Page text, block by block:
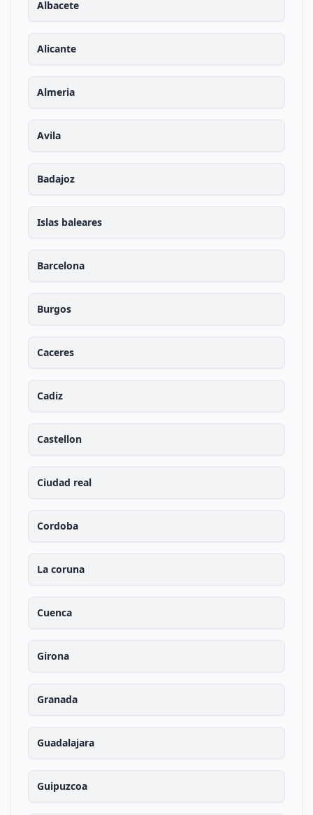
Albacete
Alicante
Almeria
Avila
Badajoz
Islas baleares
Barcelona
Burgos
Caceres
Cadiz
Castellon
Ciudad real
Cordoba
La coruna
Cuenca
Girona
Granada
Guadalajara
Guipuzcoa